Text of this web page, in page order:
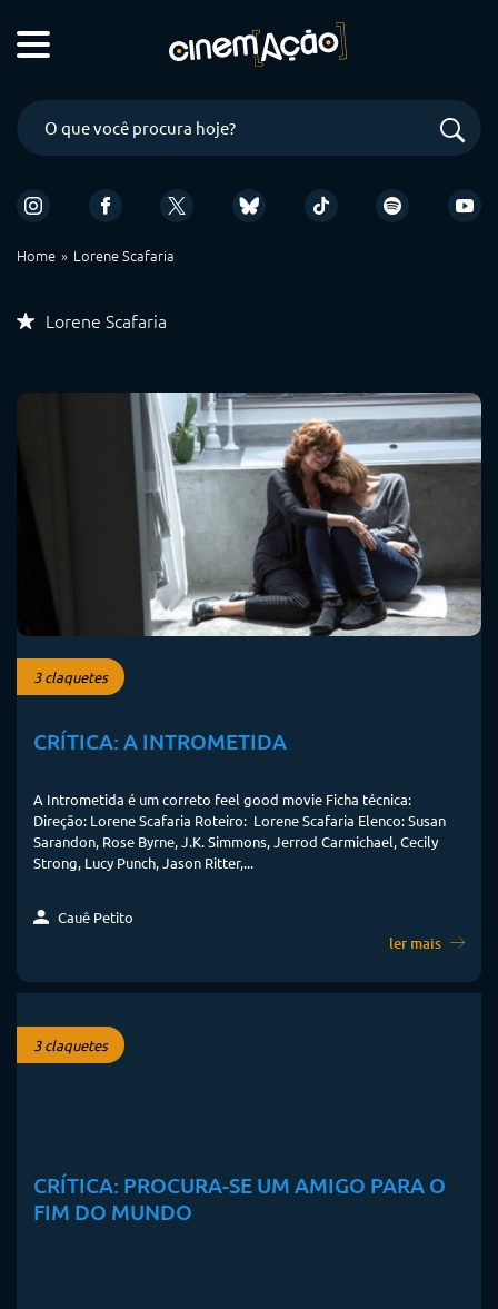
Home Lorene Scafaria
Lorene Scafaria
3 claquetes
CRÍTICA: A INTROMETIDA
A Intrometida é um correto feel good movie Ficha técnica:
Direção: Lorene Scafaria Roteiro: Lorene Scafaria Elenco: Susan
Sarandon, Rose Byrne, J.K. Simmons, Jerrod Carmichael, Cecily
Strong, Lucy Punch, Jason Ritter,...
Cauê Petito
ler mais
3 claquetes
CRÍTICA: PROCURA-SE UM AMIGO PARA O
FIM DO MUNDO